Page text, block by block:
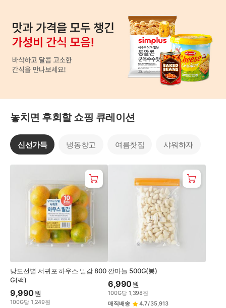
놓치면 후회할 쇼핑 큐레이션
신선가득 냉동창고 여름찻집
샤워하자
당도선별 서귀포 하우스 밀감 800
G(팩)
9,990원
100G당 1,249원
깐마늘 500G(봉)
6,990원
100G당 1,398원
매직배송
4.7/35,913